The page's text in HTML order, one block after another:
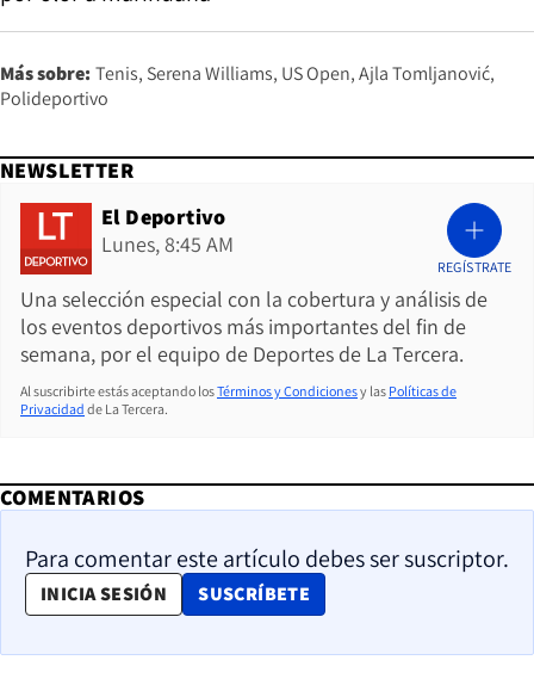
Más sobre: Tenis Serena Williams US Open Ajla Tomljanović
Polideportivo
NEWSLETTER
El Deportivo
Lunes, 8:45 AM
Una selección especial con la cobertura y análisis de
los eventos deportivos más importantes del fin de
semana, por el equipo de Deportes de La Tercera.
REGÍSTRATE
Al suscribirte estás aceptando losTérminos y Condicionesy las Políticas de
Privacidad de La Tercera.
COMENTARIOS
Para comentar este artículo debes ser suscriptor.
INICIA SESIÓN SUSCRÍBETE
OPENS IN NEW WINDOW